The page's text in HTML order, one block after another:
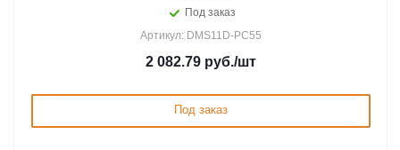
Под заказ
Артикул: DMS11D-PC55
2 082.79 руб./шт
Под заказ